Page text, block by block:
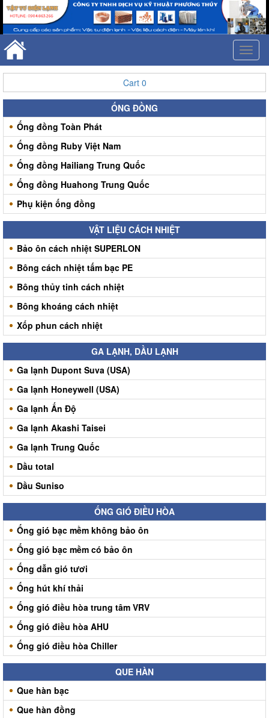
Cart 0
ỐNG ĐỒNG
Ống đồng Toàn Phát
Ống đồng Ruby Việt Nam
Ống đồng Hailiang Trung Quốc
Ống đồng Huahong Trung Quốc
Phụ kiện ống đồng
VẬT LIỆU CÁCH NHIỆT
Bảo ôn cách nhiệt SUPERLON
Bông cách nhiệt tấm bạc PE
Bông thủy tinh cách nhiệt
Bông khoáng cách nhiệt
Xốp phun cách nhiệt
GA LẠNH, DẦU LẠNH
Ga lạnh Dupont Suva (USA)
Ga lạnh Honeywell (USA)
Ga lạnh Ấn Độ
Ga lạnh Akashi Taisei
Ga lạnh Trung Quốc
Dầu total
Dầu Suniso
ỐNG GIÓ ĐIỀU HÒA
Ống gió bạc mềm không bảo ôn
Ống gió bạc mềm có bảo ôn
Ống dẫn gió tươi
Ống hút khí thải
Ống gió điều hòa trung tâm VRV
Ống gió điều hòa AHU
Ống gió điều hòa Chiller
QUE HÀN
Que hàn bạc
Que hàn đồng